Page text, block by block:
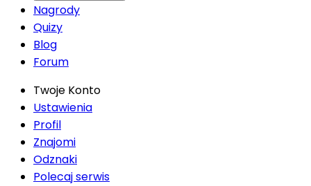
Nagrody
Quizy
Blog
Forum
Twoje Konto
Ustawienia
Profil
Znajomi
Odznaki
Polecaj serwis